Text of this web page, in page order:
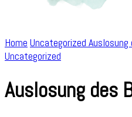
Home Uncategorized Auslosung
Uncategorized
Auslosung des